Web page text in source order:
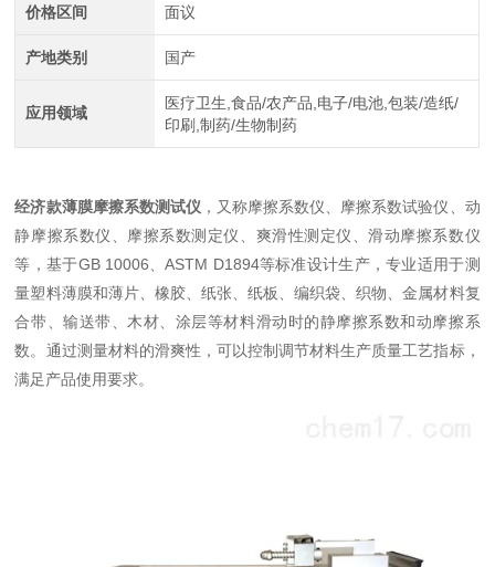
价格区间 面议
产地类别 国产
应用领域
医疗卫生,食品/农产品,电子/电池,包装/造纸/
印刷,制药/生物制药
经济款薄膜摩擦系数测试仪，又称摩擦系数仪、摩擦系数试验仪、动
静摩擦系数仪、摩擦系数测定仪、爽滑性测定仪、滑动摩擦系数仪
等，基于GB 10006、ASTM D1894等标准设计生产，专业适用于测
量塑料薄膜和薄片、橡胶、纸张、纸板、编织袋、织物、金属材料复
合带、输送带、木材、涂层等材料滑动时的静摩擦系数和动摩擦系
数。通过测量材料的滑爽性，可以控制调节材料生产质量工艺指标，
满足产品使用要求。